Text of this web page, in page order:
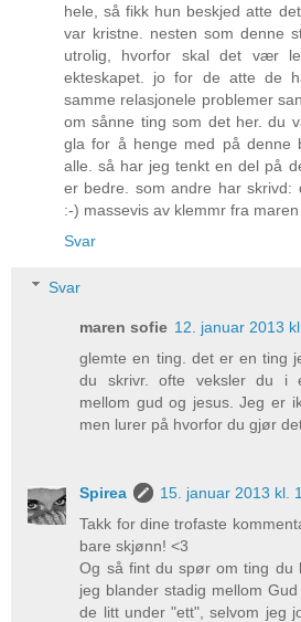
hele, så fikk hun beskjed atte
var kristne. nesten som denne
utrolig, hvorfor skal det vær
ekteskapet. jo for de atte de
samme relasjonele problemer
om sånne ting som det her. du
gla for å henge med på denne
alle. så har jeg tenkt en del på
er bedre. som andre har
:-) massevis av klemmr fra
Svar
Svar
maren sofie 12. januar 2013
glemte en ting. det er en ting
du skrivr. ofte veksler du i
mellom gud og jesus. Jeg er
men lurer på hvorfor du gjør
Spirea
15. januar 2013 kl.
Takk for dine trofaste
bare skjønn! <3
Og så fint du spør om ting du
jeg blander stadig mellom
de litt under "ett", selvom jeg